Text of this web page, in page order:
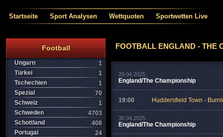
Startseite Sport Analysen Wettquoten Sportwetten Live
Football
Ungarn
1
Türkei
1
Tschechien
1
Spezial
70
Schweiz
1
Schweden
4703
Schottland
408
Portugal
24
FOOTBALL ENGLAND - THE
29.04.2025
England/The Championship
19:00 Huddersfield Town -
30.04.2025
England/The Championship